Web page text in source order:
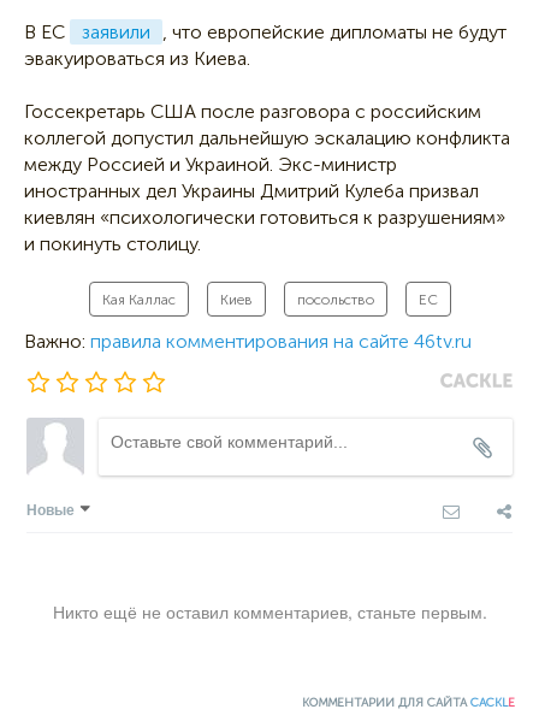
В ЕС заявили
, что европейские дипломаты не будут
эвакуироваться из Киева.
Госсекретарь США после разговора с российским
коллегой допустил дальнейшую эскалацию конфликта
между Россией и Украиной. Экс-министр
иностранных дел Украины Дмитрий Кулеба призвал
киевлян «психологически готовиться к разрушениям»
и покинуть столицу.
Кая Каллас Киев посольство ЕС
Важно: правила комментирования на сайте 46tv.ru
Новые
Никто ещё не оставил комментариев, станьте первым.
КОММЕНТАРИИ ДЛЯ САЙТАCACKLE